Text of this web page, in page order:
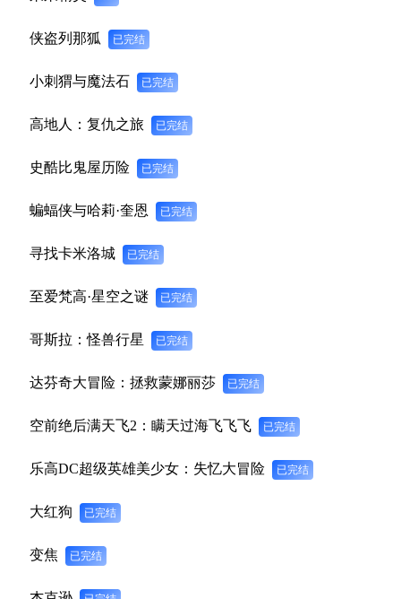
侠盗列那狐 已完结
小刺猬与魔法石 已完结
高地人：复仇之旅 已完结
史酷比鬼屋历险 已完结
蝙蝠侠与哈莉·奎恩 已完结
寻找卡米洛城 已完结
至爱梵高·星空之谜 已完结
哥斯拉：怪兽行星 已完结
达芬奇大冒险：拯救蒙娜丽莎 已完结
空前绝后满天飞2：瞒天过海飞飞飞 已完结
乐高DC超级英雄美少女：失忆大冒险 已完结
大红狗 已完结
变焦 已完结